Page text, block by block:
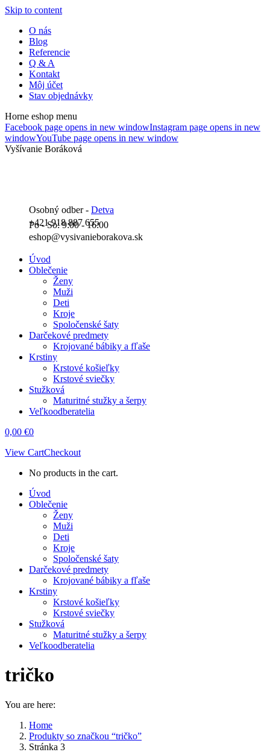
Skip to content
O nás
Blog
Referencie
Q & A
Kontakt
Môj účet
Stav objednávky
Horne eshop menu
Facebook page opens in new windowInstagram page opens in new
windowYouTube page opens in new window
Vyšívanie Boráková
Osobný odber - Detva
Po - So: 9:00 - 16:00
+421 918 887 655
eshop@vysivanieborakova.sk
Úvod
Oblečenie
Ženy
Muži
Deti
Kroje
Spoločenské šaty
Darčekové predmety
Krojované bábiky a fľaše
Krstiny
Krstové košieľky
Krstové sviečky
Stužková
Maturitné stužky a šerpy
Veľkoodberatelia
0,00 €0
View CartCheckout
No products in the cart.
Úvod
Oblečenie
Ženy
Muži
Deti
Kroje
Spoločenské šaty
Darčekové predmety
Krojované bábiky a fľaše
Krstiny
Krstové košieľky
Krstové sviečky
Stužková
Maturitné stužky a šerpy
Veľkoodberatelia
tričko
You are here:
Home
Produkty so značkou “tričko”
Stránka 3